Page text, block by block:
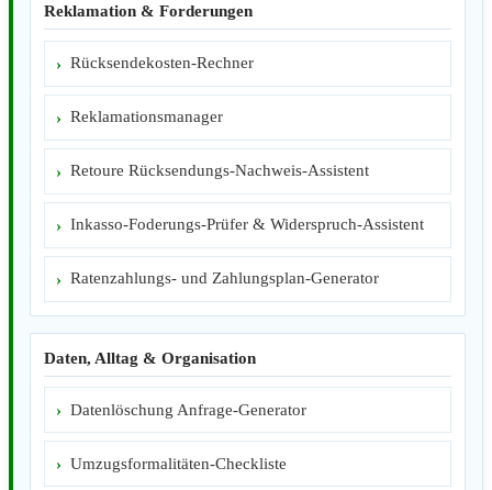
Reklamation & Forderungen
Rücksendekosten-Rechner
Reklamationsmanager
Retoure Rücksendungs-Nachweis-Assistent
Inkasso-Foderungs-Prüfer & Widerspruch-Assistent
Ratenzahlungs- und Zahlungsplan-Generator
Daten, Alltag & Organisation
Datenlöschung Anfrage-Generator
Umzugsformalitäten-Checkliste